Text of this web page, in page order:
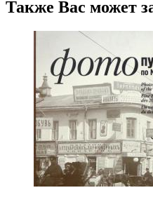
Также Вас может